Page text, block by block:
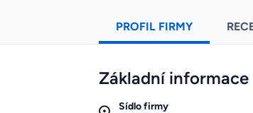
PROFIL FIRMY
Základní informace
Sídlo firmy